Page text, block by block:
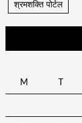
श्रमशक्ति पोर्टल
M